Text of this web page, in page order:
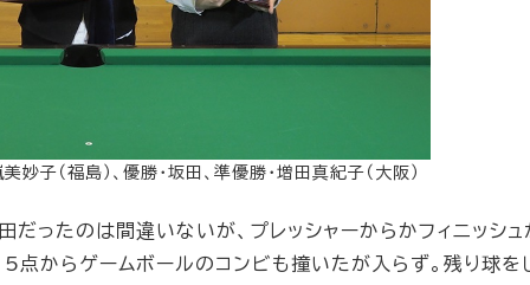
子（福島）、優勝・坂田、準優勝・増田真紀子（大阪）
ったのは間違いないが、プレッシャーからかフィニッシュ
からゲームボールのコンビも撞いたが入らず。残り球を